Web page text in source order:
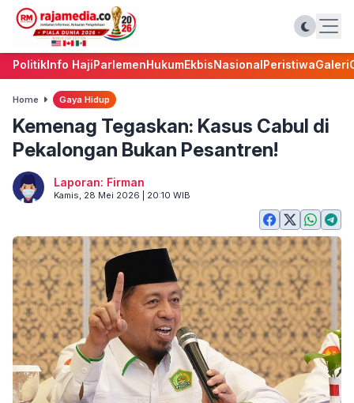
PolitikInfo HajiParlemenHukumEkbisNasionalPeristiwaGaleri
Home Gaya Hidup
Kemenag Tegaskan: Kasus Cabul di
Pekalongan Bukan Pesantren!
Laporan: Firman
Kamis, 28 Mei 2026 | 20:10 WIB